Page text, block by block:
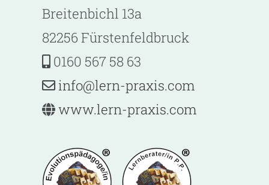
Breitenbichl 13a
82256 Fürstenfeldbruck
0160 567 58 63
moc.s
ixarp
-nrel
@ofni
www.lern-praxis.com